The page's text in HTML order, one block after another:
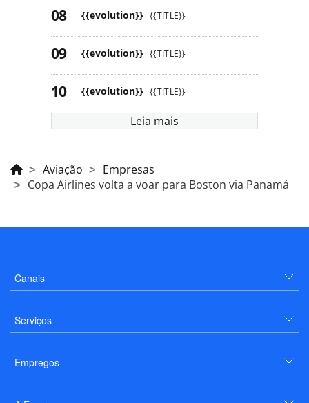
{{evolution}} {{TITLE}}
{{evolution}} {{TITLE}}
{{evolution}} {{TITLE}}
Leia mais
Aviação
Empresas
Copa Airlines volta a voar para Boston via Panamá
Canais
Serviços
Empregos